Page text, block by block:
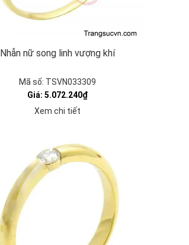
Nhẫn nữ song linh vượng khí
Mã số: TSVN033309
Giá: 5.072.240₫
Xem chi tiết